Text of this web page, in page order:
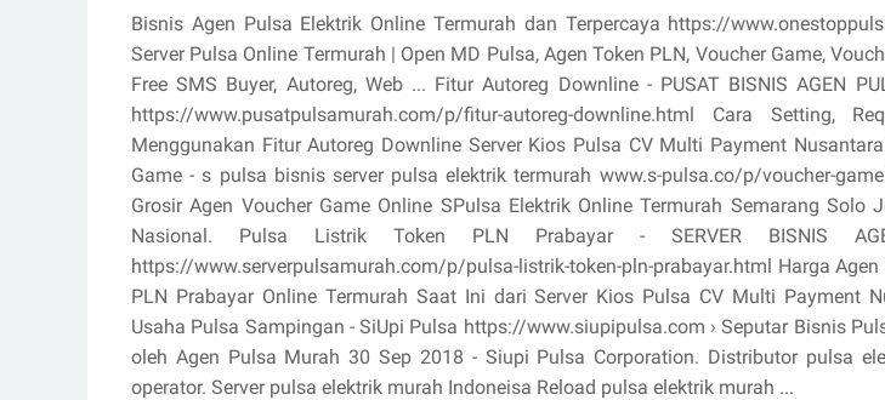
Bisnis Agen Pulsa Elektrik Online Termurah dan Terpercaya https://
Server Pulsa Online Termurah | Open MD Pulsa, Agen Token PLN, Voucher Game,
Free SMS Buyer, Autoreg, Web ... Fitur Autoreg Downline - PUSAT BISNIS AGEN
https://www.pusatpulsamurah.com/p/fitur-autoreg-downline.html Cara Setting,
Menggunakan Fitur Autoreg Downline Server Kios Pulsa CV Multi Payment
Game - s pulsa bisnis server pulsa elektrik termurah www.s-pulsa.co/p/voucher-
Grosir Agen Voucher Game Online SPulsa Elektrik Online Termurah Semarang Solo
Nasional. Pulsa Listrik Token PLN Prabayar - SERVER BISNIS
https://www.serverpulsamurah.com/p/pulsa-listrik-token-pln-prabayar.html Harga
PLN Prabayar Online Termurah Saat Ini dari Server Kios Pulsa CV Multi Payment
Usaha Pulsa Sampingan - SiUpi Pulsa https://www.siupipulsa.com › Seputar Bisnis
oleh Agen Pulsa Murah 30 Sep 2018 - Siupi Pulsa Corporation. Distributor pulsa
operator. Server pulsa elektrik murah Indoneisa Reload pulsa elektrik murah ...